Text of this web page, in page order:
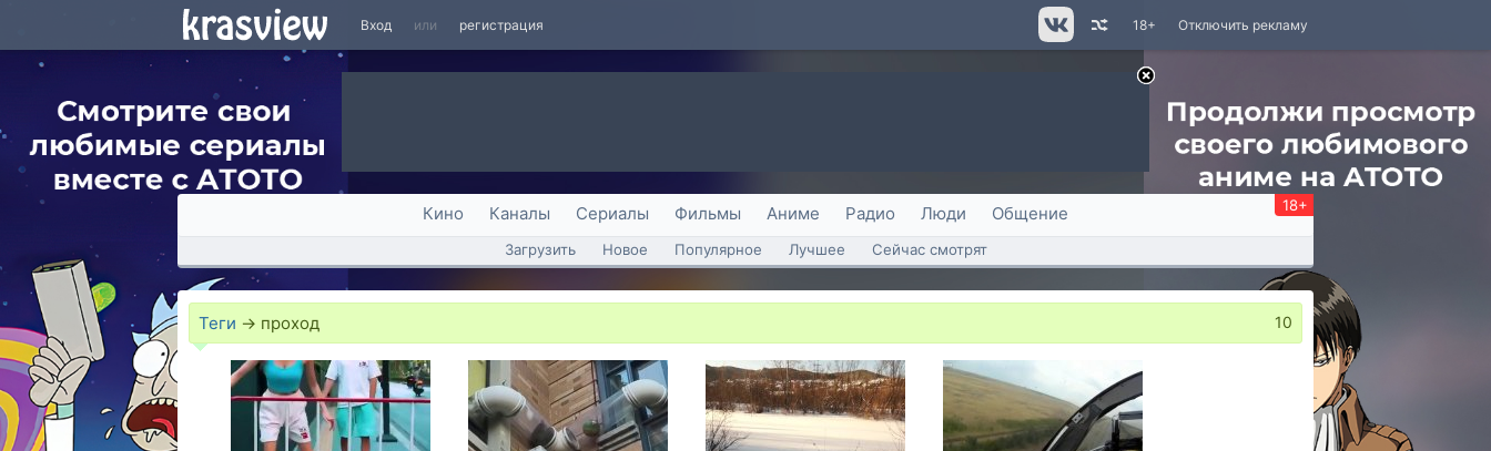
Вход или регистрация Отключить рекламу
18+
Кино Каналы Сериалы Фильмы Аниме Радио Люди Общение 18+
Загрузить Новое Популярное Лучшее Сейчас смотрят
Теги → проход 10